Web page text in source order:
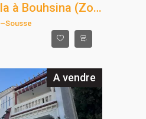
À vendre – Villa à Bouhsina (Zone villas)
–Sousse
A vendre